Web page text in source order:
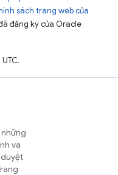
sách trang web của
đăng ký của Oracle
và